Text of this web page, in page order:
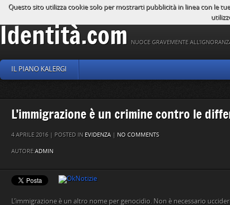
Identità.com NUOCE GRAVEMENTE
IL PIANO KALERGI
L’immigrazione è un crimine contro le
4 APRILE 2016 | POSTED IN EVIDENZA | NO COMMENTS
AUTORE:ADMIN
L’immigrazione è un altro nome per genocidio. Non è necessario
Questo sito utilizza cookie solo per mostrarti pubblicità in linea con le